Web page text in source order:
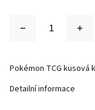
Pokémon TCG kusová
Detailní informace